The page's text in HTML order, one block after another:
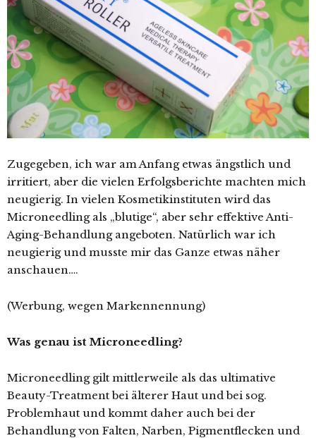
Zugegeben, ich war am Anfang etwas ängstlich und
irritiert, aber die vielen Erfolgsberichte machten mich
neugierig. In vielen Kosmetikinstituten wird das
Microneedling als „blutige“, aber sehr effektive Anti-
Aging-Behandlung angeboten. Natürlich war ich
neugierig und musste mir das Ganze etwas näher
anschauen….
(Werbung, wegen Markennennung)
Was genau ist Microneedling?
Microneedling gilt mittlerweile als das ultimative
Beauty-Treatment bei älterer Haut und bei sog.
Problemhaut und kommt daher auch bei der
Behandlung von Falten, Narben, Pigmentflecken und